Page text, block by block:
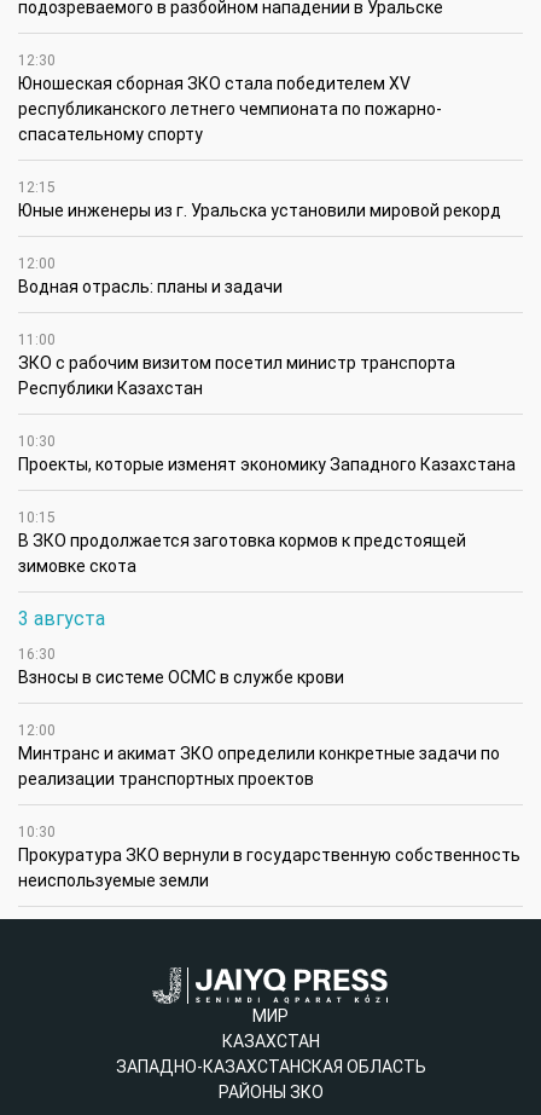
подозреваемого в разбойном нападении в Уральске
12:30
Юношеская сборная ЗКО стала победителем XV
республиканского летнего чемпионата по пожарно-
спасательному спорту
12:15
Юные инженеры из г. Уральска установили мировой рекорд
12:00
Водная отрасль: планы и задачи
11:00
ЗКО с рабочим визитом посетил министр транспорта
Республики Казахстан
10:30
Проекты, которые изменят экономику Западного Казахстана
10:15
В ЗКО продолжается заготовка кормов к предстоящей
зимовке скота
3 августа
16:30
Взносы в системе ОСМС в службе крови
12:00
Минтранс и акимат ЗКО определили конкретные задачи по
реализации транспортных проектов
10:30
Прокуратура ЗКО вернули в государственную собственность
неиспользуемые земли
МИР
КАЗАХСТАН
ЗАПАДНО-КАЗАХСТАНСКАЯ ОБЛАСТЬ
РАЙОНЫ ЗКО